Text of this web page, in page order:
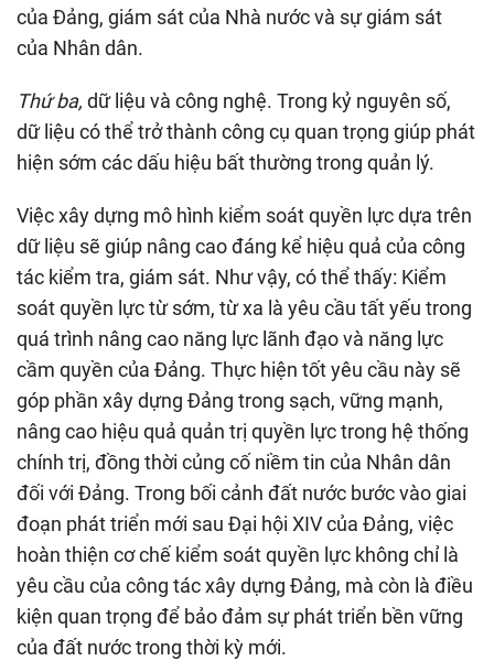
của Đảng, giám sát của Nhà nước và sự giám sát
của Nhân dân.
Thứ ba, dữ liệu và công nghệ. Trong kỷ nguyên số,
dữ liệu có thể trở thành công cụ quan trọng giúp phát
hiện sớm các dấu hiệu bất thường trong quản lý.
Việc xây dựng mô hình kiểm soát quyền lực dựa trên
dữ liệu sẽ giúp nâng cao đáng kể hiệu quả của công
tác kiểm tra, giám sát. Như vậy, có thể thấy: Kiểm
soát quyền lực từ sớm, từ xa là yêu cầu tất yếu trong
quá trình nâng cao năng lực lãnh đạo và năng lực
cầm quyền của Đảng. Thực hiện tốt yêu cầu này sẽ
góp phần xây dựng Đảng trong sạch, vững mạnh,
nâng cao hiệu quả quản trị quyền lực trong hệ thống
chính trị, đồng thời củng cố niềm tin của Nhân dân
đối với Đảng. Trong bối cảnh đất nước bước vào giai
đoạn phát triển mới sau Đại hội XIV của Đảng, việc
hoàn thiện cơ chế kiểm soát quyền lực không chỉ là
yêu cầu của công tác xây dựng Đảng, mà còn là điều
kiện quan trọng để bảo đảm sự phát triển bền vững
của đất nước trong thời kỳ mới.